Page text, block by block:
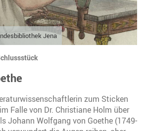
Jena
zum Sticken
Falle von Dr. Christiane Holm über
Johann Wolfgang von Goethe (1749-